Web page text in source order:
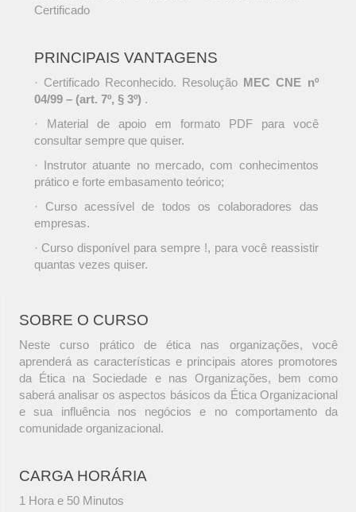
Certificado
PRINCIPAIS VANTAGENS
· Certificado Reconhecido. Resolução MEC CNE nº
04/99 – (art. 7º, § 3º) .
· Material de apoio em formato PDF para você
consultar sempre que quiser.
· Instrutor atuante no mercado, com conhecimentos
prático e forte embasamento teórico;
· Curso acessível de todos os colaboradores das
empresas.
· Curso disponível para sempre !, para você reassistir
quantas vezes quiser.
SOBRE O CURSO
Neste curso prático de ética nas organizações, você
aprenderá as características e principais atores promotores
da Ética na Sociedade e nas Organizações, bem como
saberá analisar os aspectos básicos da Ética Organizacional
e sua influência nos negócios e no comportamento da
comunidade organizacional.
CARGA HORÁRIA
1 Hora e 50 Minutos